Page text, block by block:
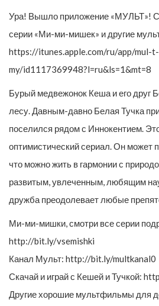
Ура! Вышло приложение «МУЛЬТ»!
серии «Ми-ми-мишек» и другие
https://itunes.apple.com/ru/app/mul-
my/id1117369948?l=ru&ls=1&mt=8
Бурый медвежонок Кеша и его друг
лесу. Давным-давно Белая Тучка
поселился рядом с Иннокентием.
оптимистический сериал. Он может
что можно жить в гармонии с
развитым, увлеченным, любящим
дружба преодолевает любые
Ми-ми-мишки, смотри все серии
http://bit.ly/vsemishki
Канал Мульт: http://bit.ly/multkanal0
Скачай и играй с Кешей и Тучкой:
Другие хорошие мультфильмы для